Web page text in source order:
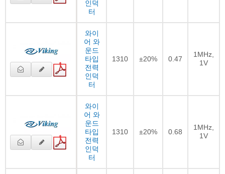
인덕
터
와이
어 와
운드
타입
전력
인덕
터
1310 ±20% 0.47
1MHz,
1V
와이
어 와
운드
타입
전력
인덕
터
1310 ±20% 0.68
1MHz,
1V